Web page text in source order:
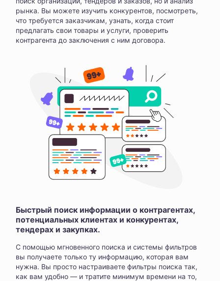
рынка. Вы можете изучить конкурентов, посмотреть,
что требуется заказчикам, узнать, когда стоит
предлагать свои товары и услуги, проверить
контрагента до заключения с ним договора.
Быстрый поиск информации о контрагентах,
потенциальных клиентах и конкурентах,
тендерах и закупках.
С помощью мгновенного поиска и системы фильтров
вы получаете только ту информацию, которая вам
нужна. Вы просто настраиваете фильтры поиска так,
как вам удобно — и тратите минимум времени на то,